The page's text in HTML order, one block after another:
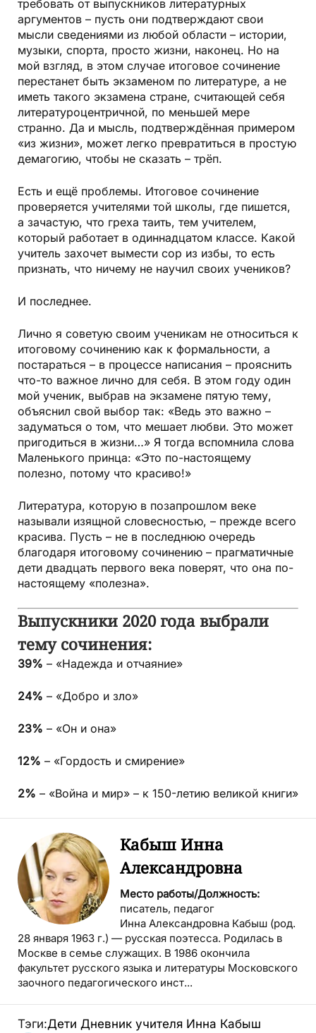
требовать от выпускников литературных
аргументов – пусть они подтверждают свои
мысли сведениями из любой области – истории,
музыки, спорта, просто жизни, наконец. Но на
мой взгляд, в этом случае итоговое сочинение
перестанет быть экзаменом по литературе, а не
иметь такого экзамена стране, считающей себя
литературоцентричной, по меньшей мере
странно. Да и мысль, подтверждённая примером
«из жизни», может легко превратиться в простую
демагогию, чтобы не сказать – трёп.
Есть и ещё проблемы. Итоговое сочинение
проверяется учителями той школы, где пишется,
а зачастую, что греха таить, тем учителем,
который работает в одиннадцатом классе. Какой
учитель захочет вымести сор из избы, то есть
признать, что ничему не научил своих учеников?
И последнее.
Лично я советую своим ученикам не относиться к
итоговому сочинению как к формальности, а
постараться – в процессе написания – прояснить
что-то важное лично для себя. В этом году один
мой ученик, выбрав на экзамене пятую тему,
объяснил свой выбор так: «Ведь это важно –
задуматься о том, что мешает любви. Это может
пригодиться в жизни…» Я тогда вспомнила слова
Маленького принца: «Это по-настоящему
полезно, потому что красиво!»
Литература, которую в позапрошлом веке
называли изящной словесностью, – прежде всего
красива. Пусть – не в последнюю очередь
благодаря итоговому сочинению – прагматичные
дети двадцать первого века поверят, что она по-
настоящему «полезна».
Выпускники 2020 года выбрали
тему сочинения:
39% – «Надежда и отчаяние»
24% – «Добро и зло»
23% – «Он и она»
12% – «Гордость и смирение»
2% – «Война и мир» – к 150-летию великой книги»
Кабыш Инна
Александровна
Место работы/Должность:
писатель, педагог
Инна Александровна Кабыш (род.
28 января 1963 г.) — русская поэтесса. Родилась в
Москве в семье служащих. В 1986 окончила
факультет русского языка и литературы Московского
заочного педагогического инст...
Тэги:Дети Дневник учителя Инна Кабыш